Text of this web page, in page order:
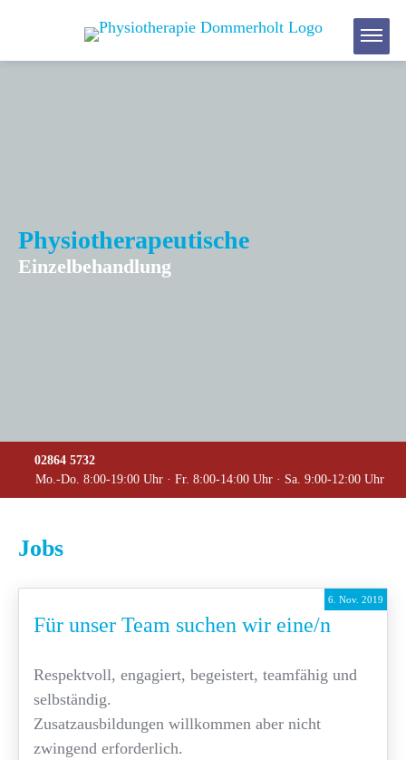
Physiotherapeutische
Einzelbehandlung
02864 5732
Mo.-Do. 8:00-19:00 Uhr · Fr. 8:00-14:00 Uhr · Sa. 9:00-12:00 Uhr
Jobs
Für unser Team suchen wir eine/n
6. Nov. 2019
Respektvoll, engagiert, begeistert, teamfähig und
selbständig.
Zusatzausbildungen willkommen aber nicht
zwingend erforderlich.